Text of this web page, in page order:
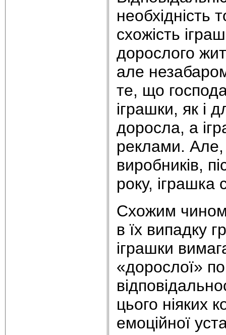
необхідність
схожість
дорослого
але
те, що
іграшки, як і
доросла, а
реклами. Але,
виробників,
року,
Схожим
в їх випадку
іграшки
«дорослої»
цього ніяких
емоційної